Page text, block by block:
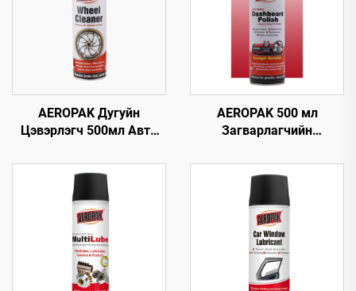
AEROPAK Дугуйн
Цэвэрлэгч 500мл Авто
Цэвэрлэх Зориулсан
Машины Цэвэрлэгч
AEROPAK 500 мл
Загварлагчийн
статик
цахилгаангүйжүүлэх
дотор талын цэвэрлэгч
ба хамгаалагч